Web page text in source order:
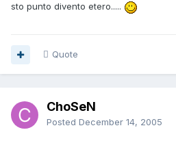
sto punto divento etero.....
Quote
ChoSeN
Posted December 14, 2005